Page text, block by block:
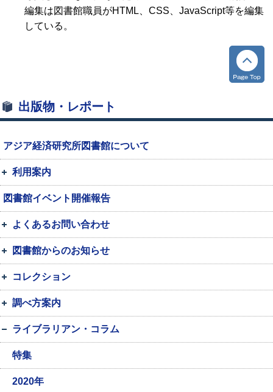
編集は図書館職員がHTML、CSS、JavaScript等を編集
している。
出版物・レポート
アジア経済研究所図書館について
利用案内
図書館イベント開催報告
よくあるお問い合わせ
図書館からのお知らせ
コレクション
調べ方案内
ライブラリアン・コラム
特集
2020年